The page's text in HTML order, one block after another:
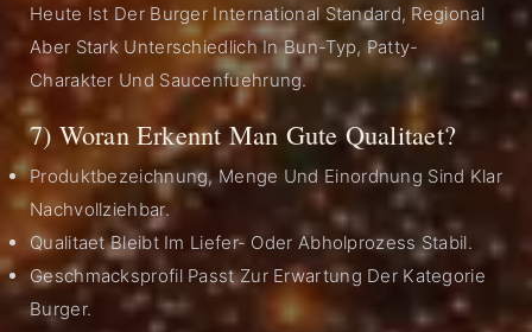
Heute Ist Der Burger International Standard, Regional
Aber Stark Unterschiedlich In Bun-Typ, Patty-
Charakter Und Saucenfuehrung.
7) Woran Erkennt Man Gute Qualitaet?
Produktbezeichnung, Menge Und Einordnung Sind Klar
Nachvollziehbar.
Qualitaet Bleibt Im Liefer- Oder Abholprozess Stabil.
Geschmacksprofil Passt Zur Erwartung Der Kategorie
Burger.